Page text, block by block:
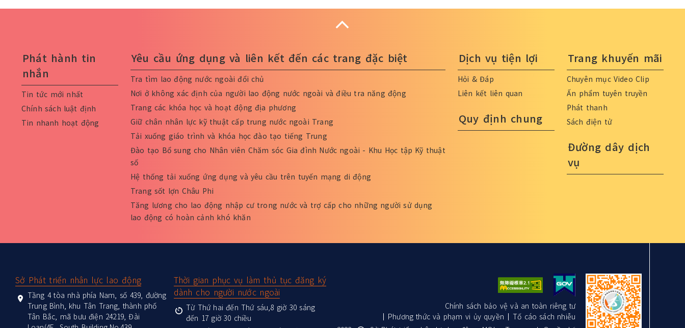
Phát hành tin
nhắn
Tin tức mới nhất
Chính sách luật định
Tin nhanh hoạt động
Yêu cầu ứng dụng và liên kết đến các trang đặc biệt
Tra tìm lao động nước ngoài đổi chủ
Nơi ở không xác định của người lao động nước ngoài và điều tra năng động
Trang các khóa học và hoạt động địa phương
Giữ chân nhân lực kỹ thuật cấp trung nước ngoài Trang
Tải xuống giáo trình và khóa học đào tạo tiếng Trung
Đào tạo Bổ sung cho Nhân viên Chăm sóc Gia đình Nước ngoài - Khu Học tập Kỹ thuật
số
Hệ thống tải xuống ứng dụng và yêu cầu trên tuyến mạng di động
Trang sốt lợn Châu Phi
Tăng lương cho lao động nhập cư trong nước và trợ cấp cho những người sử dụng
lao động có hoàn cảnh khó khăn
Dịch vụ tiện lợi
Hỏi & Đáp
Liên kết liên quan
Quy định chung
Trang khuyến mãi
Chuyên mục Video Clip
Ấn phẩm tuyên truyền
Phát thanh
Sách điện tử
Đường dây dịch
vụ
Sở Phát triển nhân lực lao động
Tầng 4 tòa nhà phía Nam, số 439, đường
Trung Bình, khu Tân Trang, thành phố
Tân Bắc, mã bưu điện 24219, Đài
Thời gian phục vụ làm thủ tục đăng ký
dành cho người nước ngoài
Từ Thứ hai đến Thứ sáu,8 giờ 30 sáng
đến 17 giờ 30 chiều
Chính sách bảo vệ và an toàn riêng tư
Phương thức và phạm vi ủy quyền
Tố cáo sách nhiễu